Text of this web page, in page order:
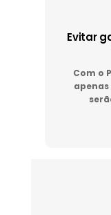
Evitar
Com o